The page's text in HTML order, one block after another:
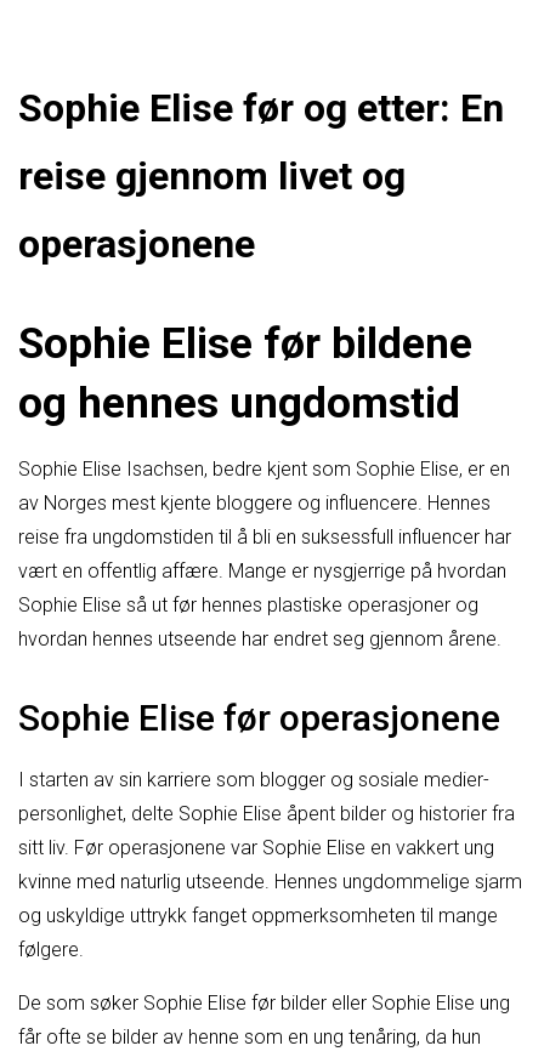
Sophie Elise før og etter: En
reise gjennom livet og
operasjonene
Sophie Elise før bildene
og hennes ungdomstid
Sophie Elise Isachsen, bedre kjent som Sophie Elise, er en
av Norges mest kjente bloggere og influencere. Hennes
reise fra ungdomstiden til å bli en suksessfull influencer har
vært en offentlig affære. Mange er nysgjerrige på hvordan
Sophie Elise så ut før hennes plastiske operasjoner og
hvordan hennes utseende har endret seg gjennom årene.
Sophie Elise før operasjonene
I starten av sin karriere som blogger og sosiale medier-
personlighet, delte Sophie Elise åpent bilder og historier fra
sitt liv. Før operasjonene var Sophie Elise en vakkert ung
kvinne med naturlig utseende. Hennes ungdommelige sjarm
og uskyldige uttrykk fanget oppmerksomheten til mange
følgere.
De som søker Sophie Elise før bilder eller Sophie Elise ung
får ofte se bilder av henne som en ung tenåring, da hun